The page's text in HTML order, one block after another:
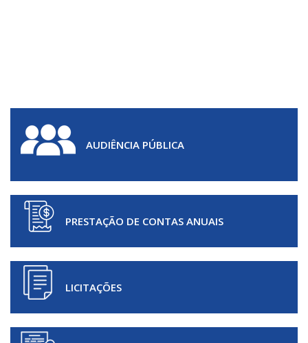
AUDIÊNCIA PÚBLICA
PRESTAÇÃO DE CONTAS ANUAIS
LICITAÇÕES